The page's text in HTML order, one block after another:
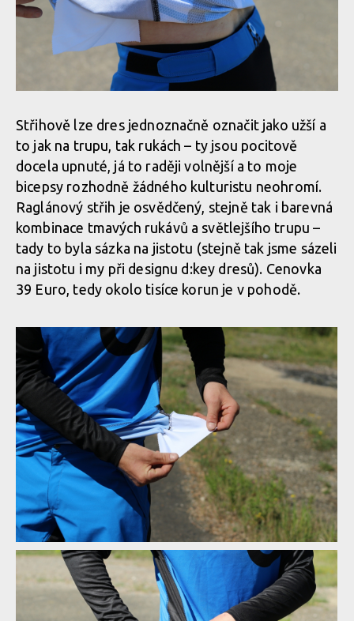
Střihově lze dres jednoznačně označit jako užší a
to jak na trupu, tak rukách – ty jsou pocitově
docela upnuté, já to raději volnější a to moje
bicepsy rozhodně žádného kulturistu neohromí.
Raglánový střih je osvědčený, stejně tak i barevná
kombinace tmavých rukávů a světlejšího trupu –
tady to byla sázka na jistotu (stejně tak jsme sázeli
na jistotu i my při designu d:key dresů). Cenovka
39 Euro, tedy okolo tisíce korun je v pohodě.
Just Ride a dres Explorer
Just Ride a dres Explorer